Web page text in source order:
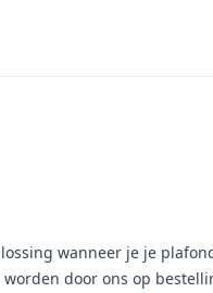
wanneer je je
door ons op